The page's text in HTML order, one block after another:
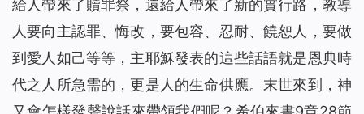
給人帶來了贖罪祭，還給人帶來了新的實行路，教導
人要向主認罪、悔改，要包容、忍耐、饒恕人，要做
到愛人如己等等，主耶穌發表的這些話語就是恩典時
代之人所急需的，更是人的生命供應。末世來到，神